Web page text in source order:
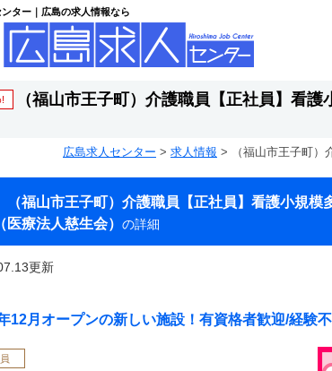
ター｜広島の求人情報なら
（福山市王子町）介護職員【正社員】看
広島求人センター > 求人情報 > （福山市王子町
（福山市王子町）介護職員【正社員】看護小規
医療法人慈生会） の詳細
更新
12月オープンの新しい施設！有資格者歓迎/経験